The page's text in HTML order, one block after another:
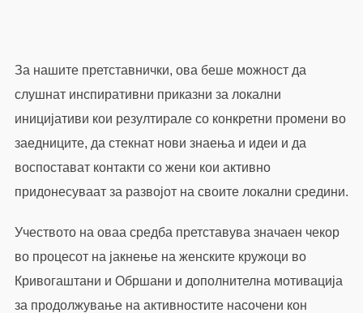
За нашите претставнички, ова беше можност да
слушнат инспиративни приказни за локални
иницијативи кои резултирале со конкретни промени во
заедниците, да стекнат нови знаења и идеи и да
воспостават контакти со жени кои активно
придонесуваат за развојот на своите локални средини.
Учеството на оваа средба претставува значаен чекор
во процесот на јакнење на женските кружоци во
Кривогаштани и Обршани и дополнителна мотивација
за продолжување на активностите насочени кон